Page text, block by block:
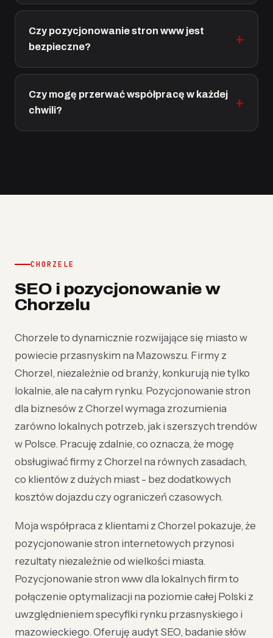
Czy pozycjonowanie stron www jest
bezpieczne?
Czy mogę przerwać współpracę w każdej
chwili?
CHORZELE
SEO i pozycjonowanie w
Chorzelu
Chorzele to dynamicznie rozwijające się miasto w
powiecie przasnyskim na Mazowszu. Firmy z
Chorzel, niezależnie od branży, konkurują nie tylko
lokalnie, ale na całym rynku. Pozycjonowanie stron
dla biznesów z Chorzel wymaga zrozumienia
zarówno lokalnych potrzeb, jak i szerszych trendów
w Polsce. Pracuję zdalnie, co oznacza, że mogę
obsługiwać firmy z Chorzel na równych zasadach,
co klientów z dużych miast - bez dodatkowych
kosztów dojazdu czy ograniczeń czasowych.
Moja współpraca z klientami z Chorzel pokazuje, że
pozycjonowanie stron internetowych przynosi
rezultaty niezależnie od wielkości miasta.
Pozycjonowanie stron www dla lokalnych firm to
połączenie optymalizacji na poziomie całej Polski z
uwzględnieniem specyfiki rynku przasnyskiego i
mazowieckiego. Oferuję audyt SEO, badanie słów